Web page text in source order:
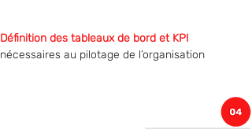
Définition des tableaux de bord et KPI
nécessaires au pilotage de l’organisation